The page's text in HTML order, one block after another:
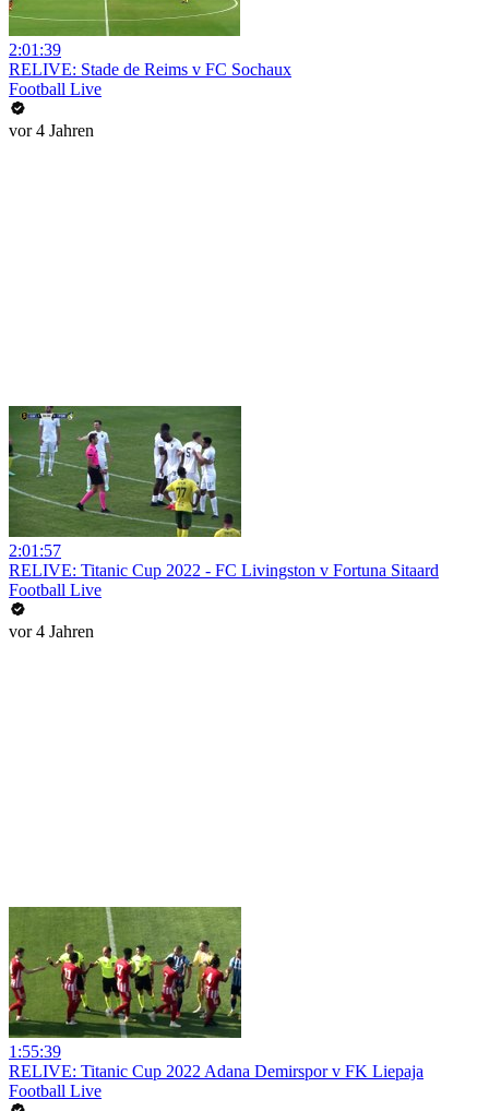
2:01:39
RELIVE: Stade de Reims v FC Sochaux
Football Live
vor 4 Jahren
2:01:57
RELIVE: Titanic Cup 2022 - FC Livingston v Fortuna Sitaard
Football Live
vor 4 Jahren
1:55:39
RELIVE: Titanic Cup 2022 Adana Demirspor v FK Liepaja
Football Live